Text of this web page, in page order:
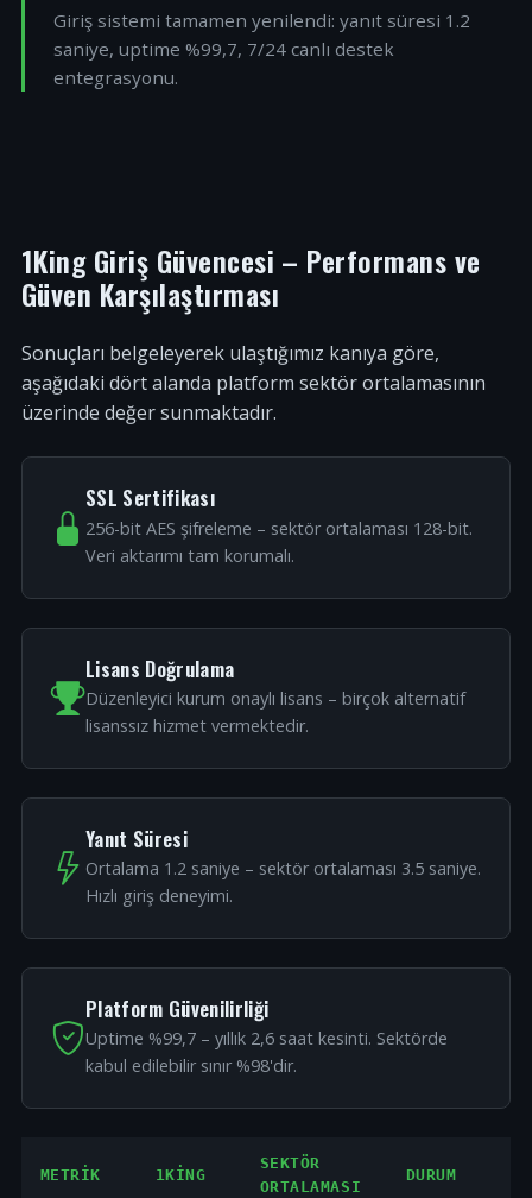
Giriş sistemi tamamen yenilendi: yanıt süresi 1.2
saniye, uptime %99,7, 7/24 canlı destek
entegrasyonu.
1King Giriş Güvencesi – Performans ve
Güven Karşılaştırması
Sonuçları belgeleyerek ulaştığımız kanıya göre,
aşağıdaki dört alanda platform sektör ortalamasının
üzerinde değer sunmaktadır.
SSL Sertifikası
256-bit AES şifreleme – sektör ortalaması 128-bit.
Veri aktarımı tam korumalı.
Lisans Doğrulama
Düzenleyici kurum onaylı lisans – birçok alternatif
lisanssız hizmet vermektedir.
Yanıt Süresi
Ortalama 1.2 saniye – sektör ortalaması 3.5 saniye.
Hızlı giriş deneyimi.
Platform Güvenilirliği
Uptime %99,7 – yıllık 2,6 saat kesinti. Sektörde
kabul edilebilir sınır %98'dir.
METRIK 1KING
SEKTÖR
ORTALAMASI
DURUM